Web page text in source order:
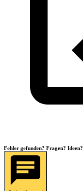
Fehler gefunden? Fragen? Ideen?